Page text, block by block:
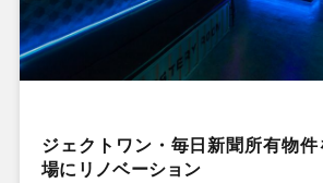
ジェクトワン・毎日新聞所有物
場にリノベーション